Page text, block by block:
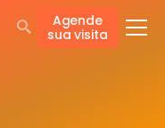
Agende
sua visita